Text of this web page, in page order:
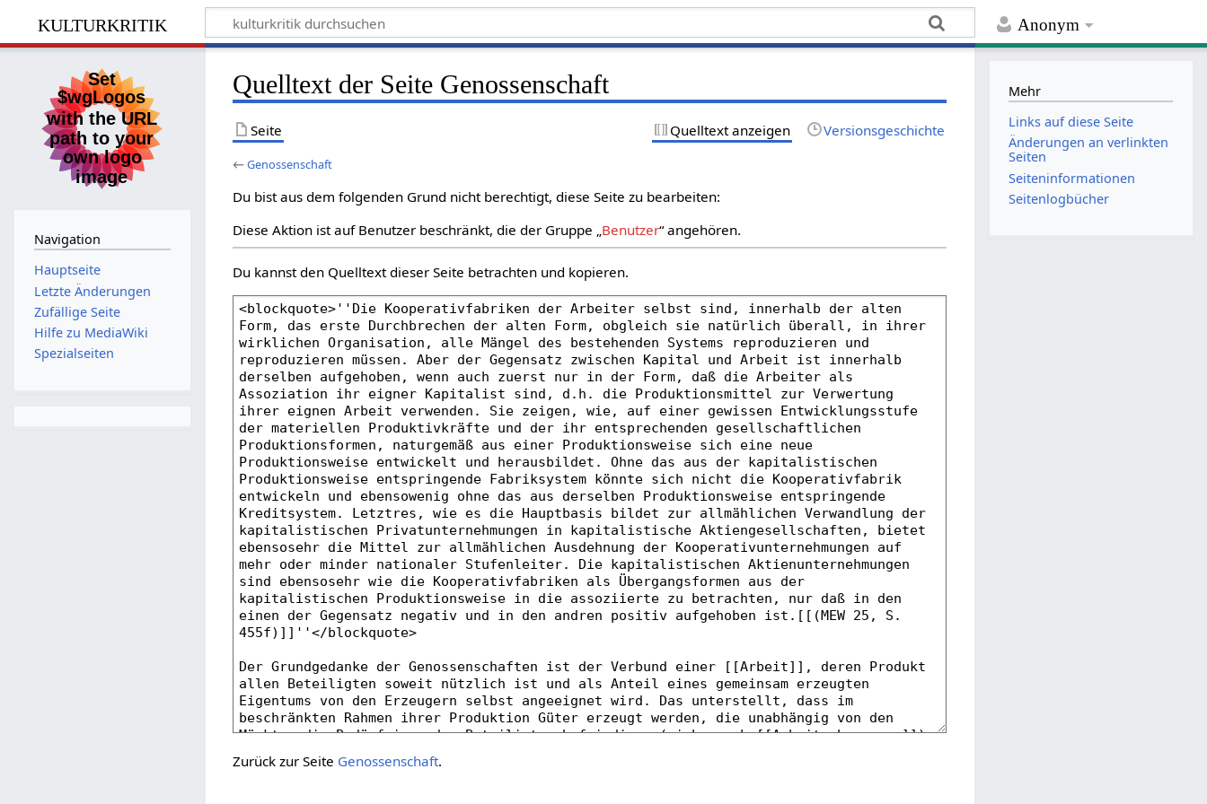
Anonym
kulturkritik
Quelltext der Seite Genossenschaft
Seite Quelltext anzeigen Versionsgeschichte
←Genossenschaft
Du bist aus dem folgenden Grund nicht berechtigt, diese Seite zu bearbeiten:
Diese Aktion ist auf Benutzer beschränkt, die der Gruppe „Benutzer“ angehören.
Du kannst den Quelltext dieser Seite betrachten und kopieren.
Zurück zur Seite Genossenschaft.
Navigation
Hauptseite
Letzte Änderungen
Zufällige Seite
Hilfe zu MediaWiki
Spezialseiten
Mehr
Links auf diese Seite
Änderungen an verlinkten
Seiten
Seiten­­informationen
Seitenlogbücher